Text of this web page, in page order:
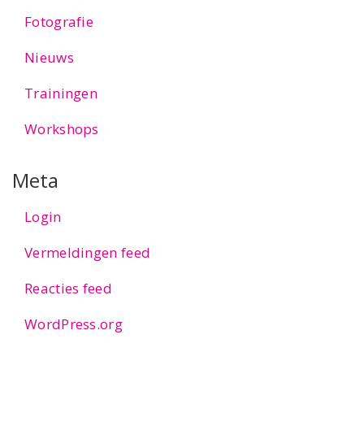
Fotografie
Nieuws
Trainingen
Workshops
Meta
Login
Vermeldingen feed
Reacties feed
WordPress.org